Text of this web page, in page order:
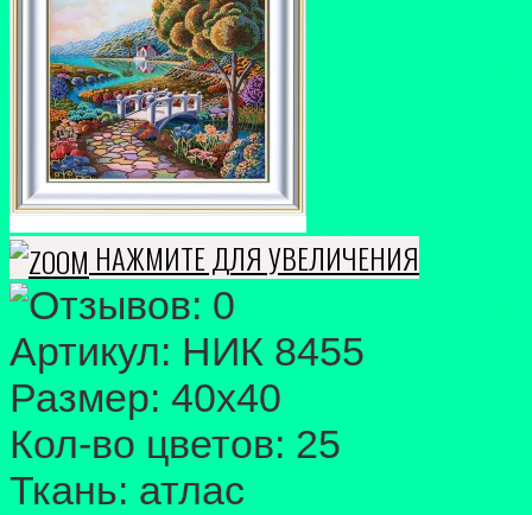
НАЖМИТЕ ДЛЯ УВЕЛИЧЕНИЯ
Артикул: НИК 8455
Размер: 40х40
Кол-во цветов: 25
Ткань: атлас